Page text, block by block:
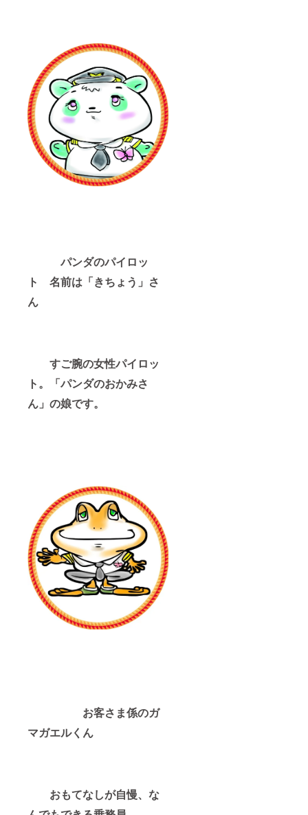
パンダのパイロッ
ト 名前は「きちょう」さ
ん
すご腕の女性パイロッ
ト。「パンダのおかみさ
ん」の娘です。
お客さま係のガ
マガエルくん
おもてなしが自慢、な